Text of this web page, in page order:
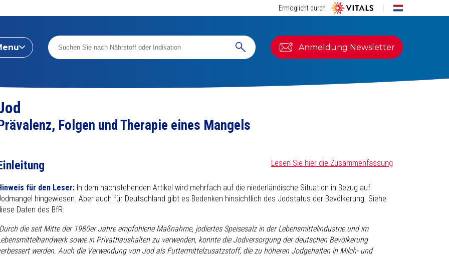
Ermöglicht durch
Anmeldung Newsletter
Folgen und Therapie eines Mangels
Lesen Sie hier die Zusammenfassung
für den Leser: In dem nachstehenden Artikel wird mehrfach auf die niederländische Situation in Bezug auf
hingewiesen. Aber auch für Deutschland gibt es Bedenken hinsichtlich des Jodstatus der Bevölkerung. Siehe
Daten des BfR:
die seit Mitte der 1980er Jahre empfohlene Maßnahme, jodiertes Speisesalz in der Lebensmittelindustrie und im
sowie in Privathaushalten zu verwenden, konnte die Jodversorgung der deutschen Bevölkerung
werden. Auch die Verwendung von Jod als Futtermittelzusatzstoff, die zu höheren Jodgehalten in Milch- und